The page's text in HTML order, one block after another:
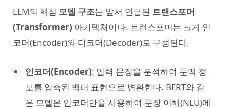
LLM의 핵심 모델 구조는 앞서 언급된 트랜스포머
(Transformer) 아키텍처이다. 트랜스포머는 크게 인
코더(Encoder)와 디코더(Decoder)로 구성된다.
인코더(Encoder): 입력 문장을 분석하여 문맥 정
보를 압축된 벡터 표현으로 변환한다. BERT와 같
은 모델은 인코더만을 사용하여 문장 이해(NLU)에